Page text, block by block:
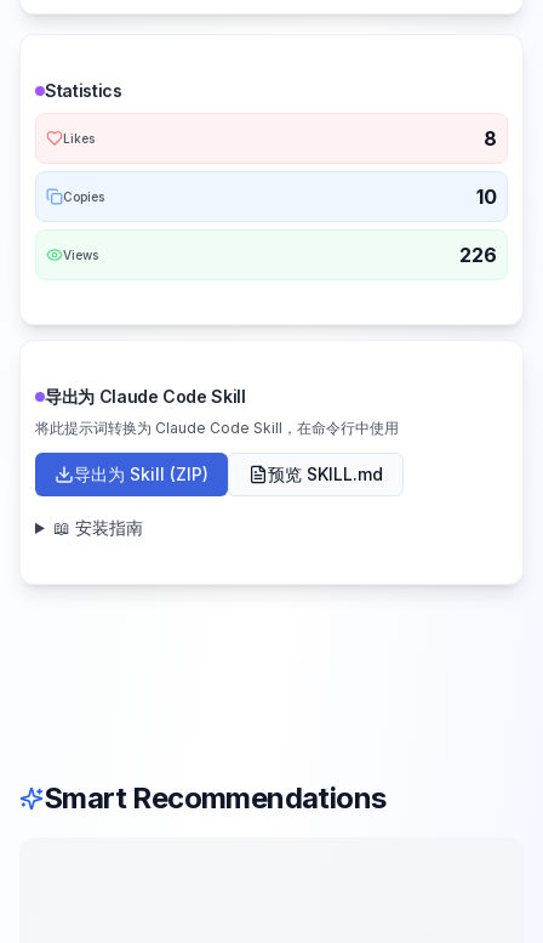
Statistics
Likes 8
Copies 10
Views 226
导出为 Claude Code Skill
将此提示词转换为 Claude Code Skill，在命令行中使用
导出为 Skill (ZIP) 预览 SKILL.md
📖 安装指南
Smart Recommendations